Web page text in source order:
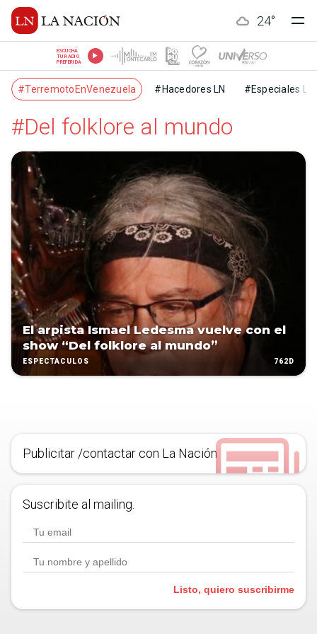
24°
ESCUCHÁ
TU RADIO
PREFERIDA
#TerremotoEnVenezuela #Hacedores LN #Especiales LN
#Del folklore al mundo
El arpista Ismael Ledesma vuelve con el
show “Del folklore al mundo”
ESPECTÁCULOS 762D
Publicitar /contactar con La Nación
Suscribite al mailing.
Listo, quiero suscribirme